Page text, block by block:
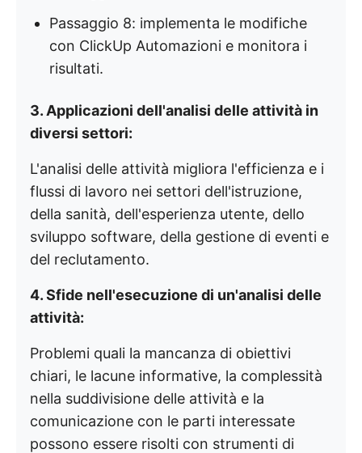
Passaggio 8: implementa le modifiche
con ClickUp Automazioni e monitora i
risultati.
3. Applicazioni dell'analisi delle attività in
diversi settori:
L'analisi delle attività migliora l'efficienza e i
flussi di lavoro nei settori dell'istruzione,
della sanità, dell'esperienza utente, dello
sviluppo software, della gestione di eventi e
del reclutamento.
4. Sfide nell'esecuzione di un'analisi delle
attività:
Problemi quali la mancanza di obiettivi
chiari, le lacune informative, la complessità
nella suddivisione delle attività e la
comunicazione con le parti interessate
possono essere risolti con strumenti di